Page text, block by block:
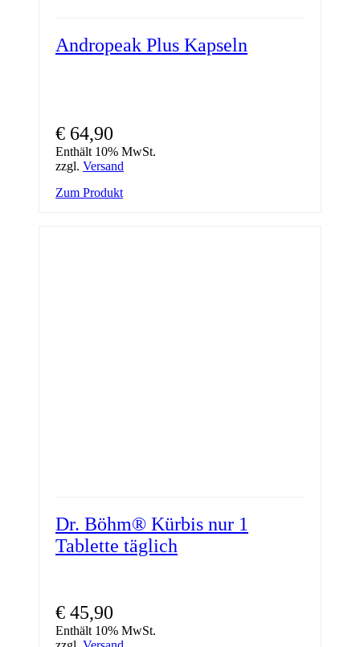
Andropeak Plus Kapseln
€ 64,90
Enthält 10% MwSt.
zzgl. Versand
Zum Produkt
Dr. Böhm® Kürbis nur 1
Tablette täglich
€ 45,90
Enthält 10% MwSt.